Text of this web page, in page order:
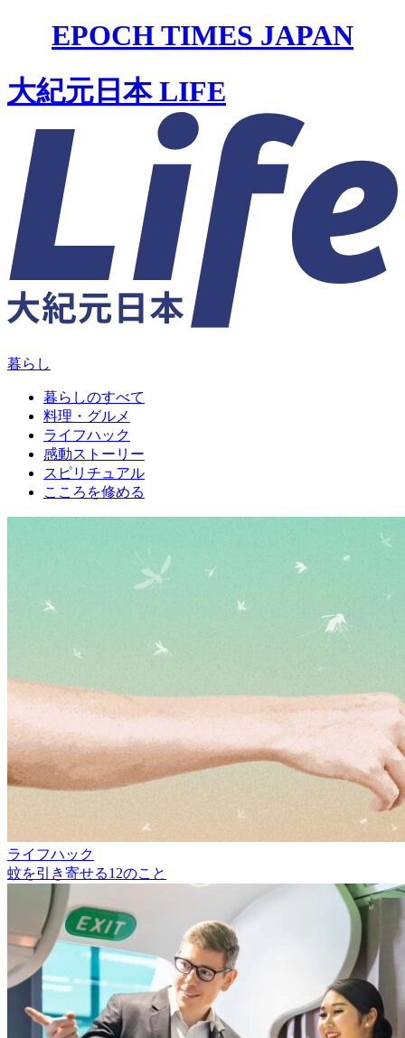
EPOCH TIMES JAPAN
大紀元日本 LIFE
暮らし
暮らしのすべて
料理・グルメ
ライフハック
感動ストーリー
スピリチュアル
こころを修める
ライフハック
蚊を引き寄せる12のこと